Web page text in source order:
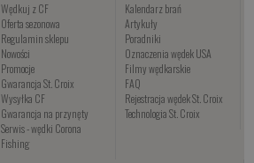
Wędkuj z CF
Oferta sezonowa
Regulamin sklepu
Nowości
Promocje
Gwarancja St. Croix
Wysyłka CF
Gwarancja na przynęty
Serwis - wędki Corona
Fishing
Kalendarz brań
Artykuły
Poradniki
Oznaczenia wędek USA
Filmy wędkarskie
FAQ
Rejestracja wędek St. Croix
Technologia St. Croix